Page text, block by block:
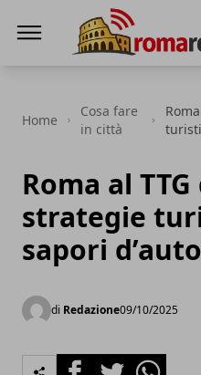
Home
Cosa fare
in città
Roma al
strategie
sapori
di Redazione09/10/2025
FacebookTwitterWhatsapp